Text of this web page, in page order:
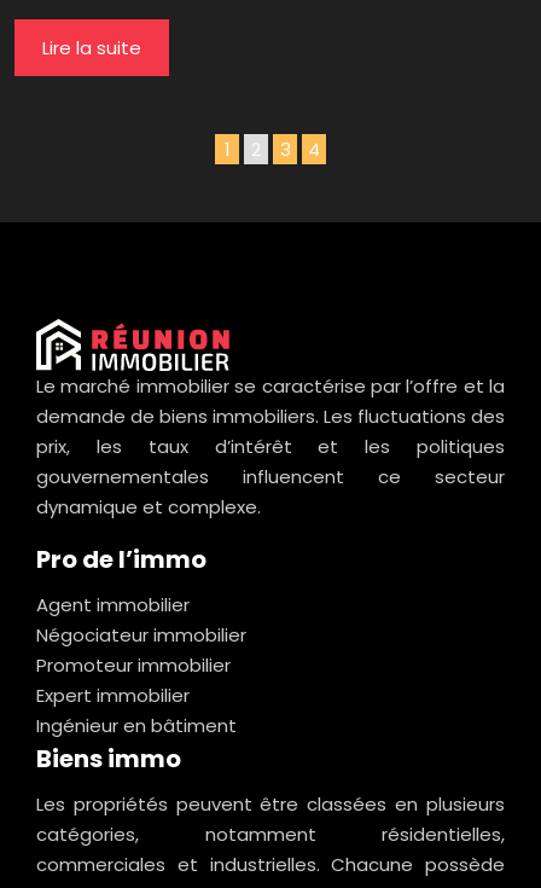
Lire la suite
1 2 3 4
Le marché immobilier se caractérise par l’offre et la
demande de biens immobiliers. Les fluctuations des
prix, les taux d’intérêt et les politiques
gouvernementales influencent ce secteur
dynamique et complexe.
Pro de l’immo
Agent immobilier
Négociateur immobilier
Promoteur immobilier
Expert immobilier
Ingénieur en bâtiment
Biens immo
Les propriétés peuvent être classées en plusieurs
catégories, notamment résidentielles,
commerciales et industrielles. Chacune possède